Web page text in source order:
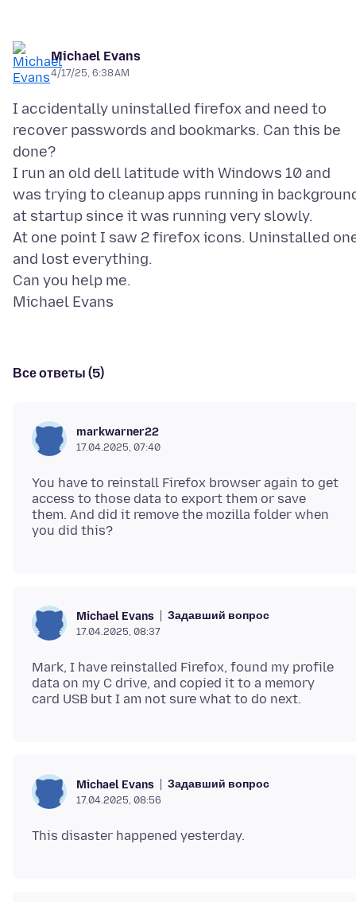
Michael Evans
4/17/25, 6:38 AM
I accidentally uninstalled firefox and need to
recover passwords and bookmarks. Can this be
done?
I run an old dell latitude with Windows 10 and
was trying to cleanup apps running in
at startup since it was running very slowly.
At one point I saw 2 firefox icons. Uninstalled
and lost everything.
Can you help me.
Все ответы (5)
markwarner22
17.04.2025, 07:40
You have to reinstall Firefox browser again to get
access to those data to export them or save
them. And did it remove the mozilla folder when
Michael Evans Задавший вопрос
17.04.2025, 08:37
Mark, I have reinstalled Firefox, found my profile
data on my C drive, and copied it to a memory
Michael Evans Задавший вопрос
17.04.2025, 08:56